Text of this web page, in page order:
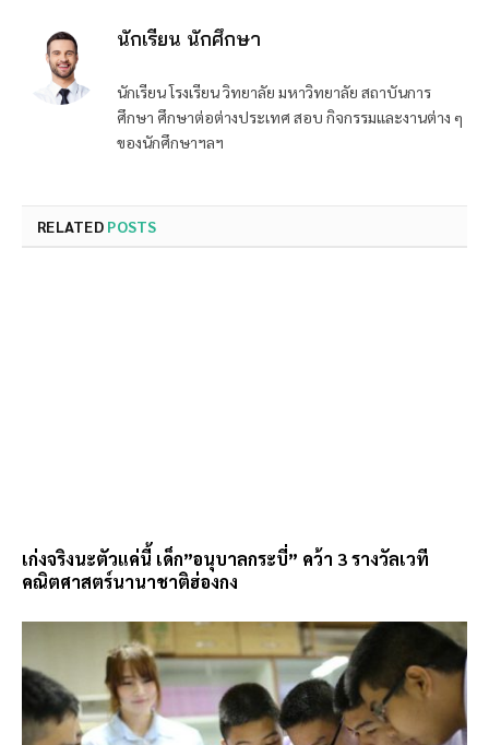
นักเรียน นักศึกษา
นักเรียน โรงเรียน วิทยาลัย มหาวิทยาลัย สถาบันการ
ศึกษา ศึกษาต่อต่างประเทศ สอบ กิจกรรมและงานต่าง ๆ
ของนักศึกษาฯลฯ
RELATED POSTS
เก่งจริงนะตัวแค่นี้ เด็ก”อนุบาลกระบี่” คว้า 3 รางวัลเวที
คณิตศาสตร์นานาชาติฮ่องกง